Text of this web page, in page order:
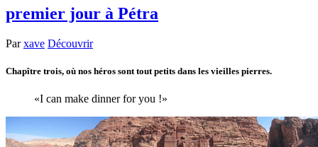
premier jour à Pétra
Parxave Découvrir
Chapître trois, où nos héros sont tout petits dans les vieilles pierres.
I can make dinner for you !